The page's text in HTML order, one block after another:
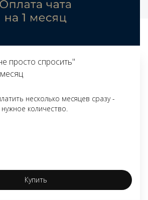
просто спросить"
несколько месяцев сразу -
количество.
Купить